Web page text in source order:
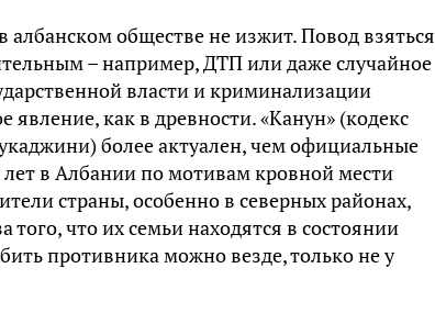
обществе не изжит. Повод взяться
– например, ДТП или даже случайное
власти и криминализации
явление, как в древности. «Канун» (кодекс
более актуален, чем официальные
в Албании по мотивам кровной мести
страны, особенно в северных районах,
что их семьи находятся в состоянии
противника можно везде, только не у